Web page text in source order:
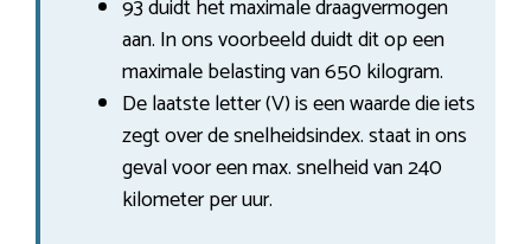
93 duidt het maximale draagvermogen
aan. In ons voorbeeld duidt dit op een
maximale belasting van 650 kilogram.
De laatste letter (V) is een waarde die iets
zegt over de snelheidsindex. staat in ons
geval voor een max. snelheid van 240
kilometer per uur.